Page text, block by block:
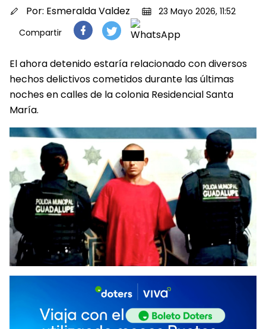
Por: Esmeralda Valdez
23 Mayo 2026, 11:52
Compartir
El ahora detenido estaría relacionado con diversos
hechos delictivos cometidos durante las últimas
noches en calles de la colonia Residencial Santa
María.